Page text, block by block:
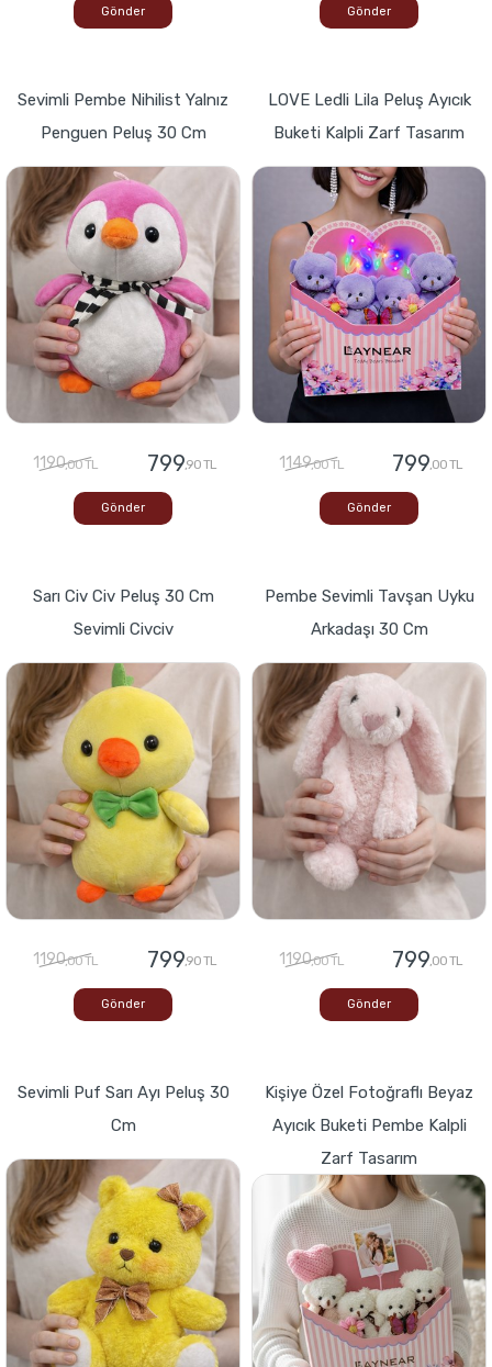
Gönder Gönder
Sevimli Pembe Nihilist Yalnız
Penguen Peluş 30 Cm
1190,00 TL 799,90 TL
Gönder
LOVE Ledli Lila Peluş Ayıcık
Buketi Kalpli Zarf Tasarım
1149,00 TL 799,00 TL
Gönder
Sarı Civ Civ Peluş 30 Cm
Sevimli Civciv
1190,00 TL 799,90 TL
Gönder
Pembe Sevimli Tavşan Uyku
Arkadaşı 30 Cm
1190,00 TL 799,00 TL
Gönder
Sevimli Puf Sarı Ayı Peluş 30
Cm
Kişiye Özel Fotoğraflı Beyaz
Ayıcık Buketi Pembe Kalpli
Zarf Tasarım